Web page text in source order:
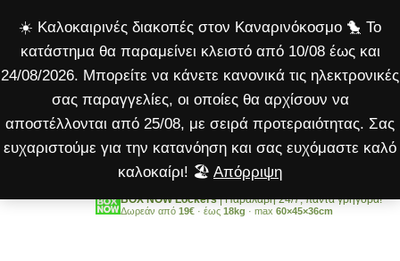
☀️ Καλοκαιρινές διακοπές στον Καναρινόκοσμο 🐤 Το
κατάστημα θα παραμείνει κλειστό από 10/08 έως και
24/08/2026. Μπορείτε να κάνετε κανονικά τις ηλεκτρονικές
σας παραγγελίες, οι οποίες θα αρχίσουν να
αποστέλλονται από 25/08, με σειρά προτεραιότητας. Σας
ευχαριστούμε για την κατανόηση και σας ευχόμαστε καλό
καλοκαίρι! 🏖️ Απόρριψη
στο
περιεχόμενο
BOX NOW Lockers| Παραλαβή 24/7, πάντα γρήγορα!
Δωρεάν από 19€ · έως 18kg · max 60×45×36cm
Supremme
Silvestres
Verde
Natural
(Χύμα)
1kg
Πάστα